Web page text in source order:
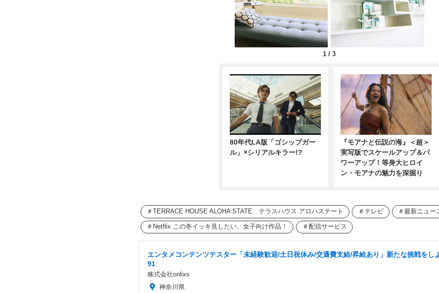
1 / 3
80年代LA版「ゴシップガー
ル」×シリアルキラー!?
『モアナと伝説の海』＜超＞
実写版でスケールアップ＆パ
ワーアップ！等身大ヒロイ
ン・モアナの魅力を深掘り
TERRACE HOUSE ALOHA STATE テラスハウス アロハステート テレビ 最新ニュー
Netflix この冬イッキ見したい、女子向け作品！ 配信サービス
エンタメコンテンツテスター「未経験歓迎/土日祝休み/交通費支給/昇給あり」新たな挑戦をし
91
株式会社onlixs
神奈川県